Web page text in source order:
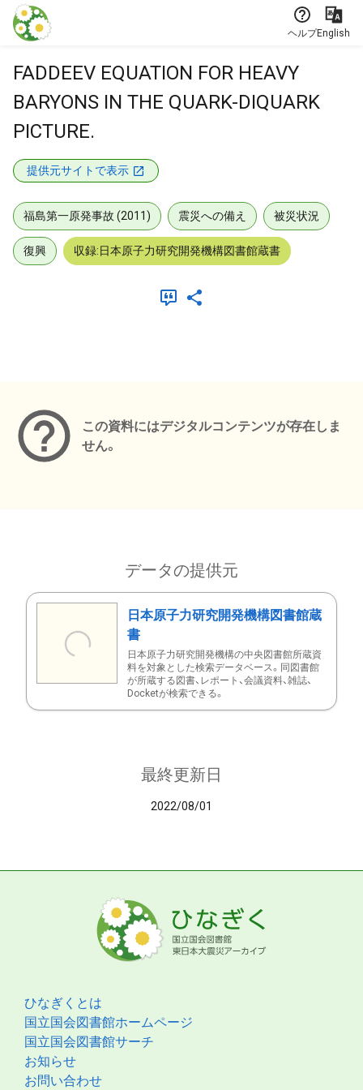
本文に飛ぶ
ヘルプEnglish
FADDEEV EQUATION FOR HEAVY
BARYONS IN THE QUARK-DIQUARK
PICTURE.
提供元サイトで表示
福島第一原発事故 (2011) 震災への備え 被災状況
復興 収録:日本原子力研究開発機構図書館蔵書
この資料にはデジタルコンテンツが存在しま
せん。
データの提供元
日本原子力研究開発機構図書館蔵
書
日本原子力研究開発機構の中央図書館所蔵資
料を対象とした検索データベース。同図書館
が所蔵する図書、レポート、会議資料、雑誌、
Docketが検索できる。
最終更新日
2022/08/01
ひなぎくとは
国立国会図書館ホームページ
国立国会図書館サーチ
お知らせ
お問い合わせ